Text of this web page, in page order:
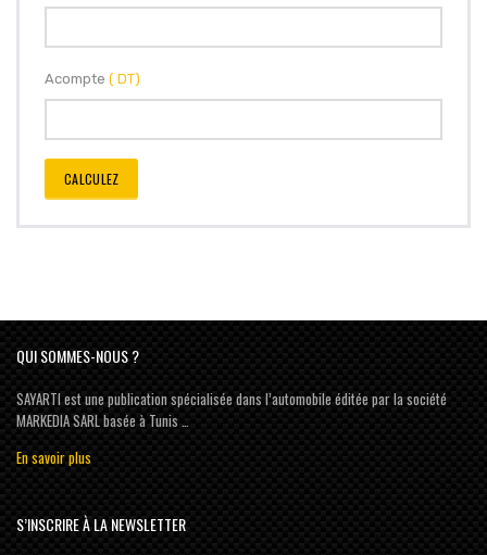
Acompte ( DT)
CALCULEZ
QUI SOMMES-NOUS ?
SAYARTI est une publication spécialisée dans l’automobile éditée par la société
MARKEDIA SARL basée à Tunis …
En savoir plus
S’INSCRIRE À LA NEWSLETTER